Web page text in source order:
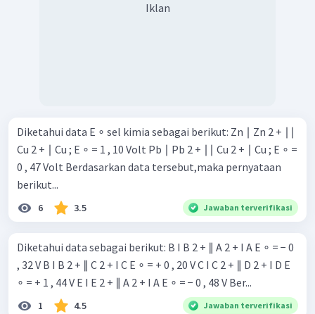
Iklan
Diketahui data E ∘ sel kimia sebagai berikut: Zn ∣ Zn 2 + ∣∣
Cu 2 + ∣ Cu ; E ∘ = 1 , 10 Volt Pb ∣ Pb 2 + ∣∣ Cu 2 + ∣ Cu ; E ∘ =
0 , 47 Volt Berdasarkan data tersebut,maka pernyataan
berikut...
6 3.5 Jawaban terverifikasi
Diketahui data sebagai berikut: B I B 2 + ∥ A 2 + I A E ∘ = − 0
, 32 V B I B 2 + ∥ C 2 + I C E ∘ = + 0 , 20 V C I C 2 + ∥ D 2 + I D E
∘ = + 1 , 44 V E I E 2 + ∥ A 2 + I A E ∘ = − 0 , 48 V Ber...
1 4.5 Jawaban terverifikasi